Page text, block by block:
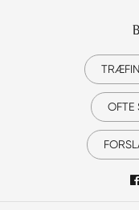
OFTE